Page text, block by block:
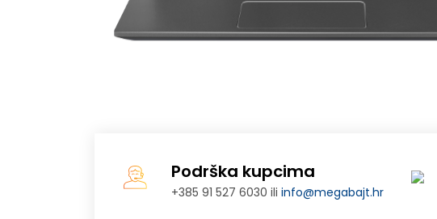
Podrška kupcima
+385 91 527 6030 iliinfo@megabajt.hr